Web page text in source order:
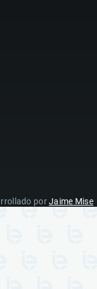
porJaime Mise